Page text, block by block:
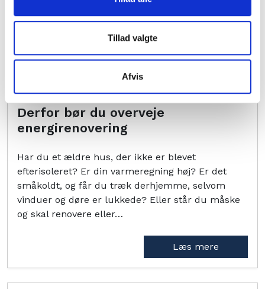
Tillad valgte
Afvis
Bolig
Derfor bør du overveje
energirenovering
Har du et ældre hus, der ikke er blevet
efterisoleret? Er din varmeregning høj? Er det
småkoldt, og får du træk derhjemme, selvom
vinduer og døre er lukkede? Eller står du måske
og skal renovere eller…
Læs mere